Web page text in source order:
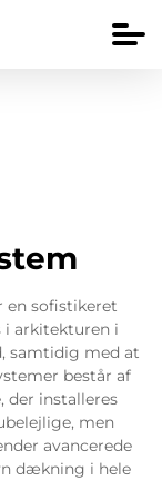
sofistikeret
arkitekturen i
samtidig med at
består af
installeres
men
avancerede
dækning i hele